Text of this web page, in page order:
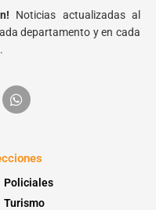
Noticias actualizadas al
departamento y en cada
Policiales
Turismo